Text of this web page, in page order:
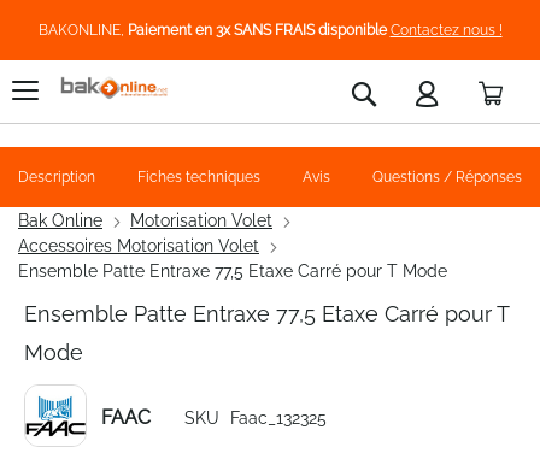
BAKONLINE, Paiement en 3x SANS FRAIS disponible Contactez nous !
Rechercher
Bak Online
Motorisation Volet
Accessoires Motorisation Volet
Ensemble Patte Entraxe 77,5 Etaxe Carré pour T Mode
Ensemble Patte Entraxe 77,5 Etaxe Carré pour T
Mode
FAAC SKU Faac_132325
Description Fiches techniques Avis Questions / Réponses